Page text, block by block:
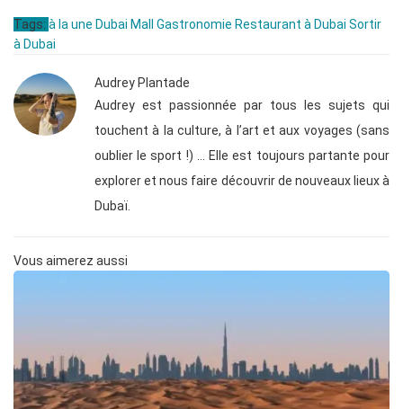
Tags: à la une Dubai Mall Gastronomie Restaurant à Dubai Sortir
à Dubai
Audrey Plantade
Audrey est passionnée par tous les sujets qui
touchent à la culture, à l’art et aux voyages (sans
oublier le sport !) … Elle est toujours partante pour
explorer et nous faire découvrir de nouveaux lieux à
Dubaï.
Vous aimerez aussi